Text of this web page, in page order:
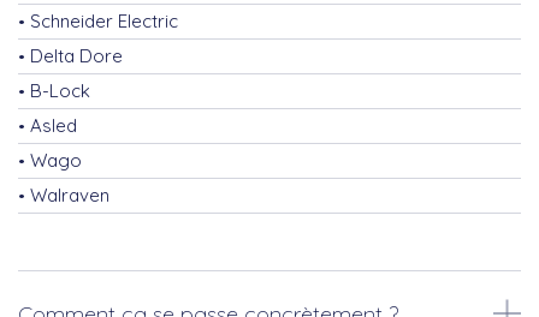
Schneider Electric
Delta Dore
B-Lock
Asled
Wago
Walraven